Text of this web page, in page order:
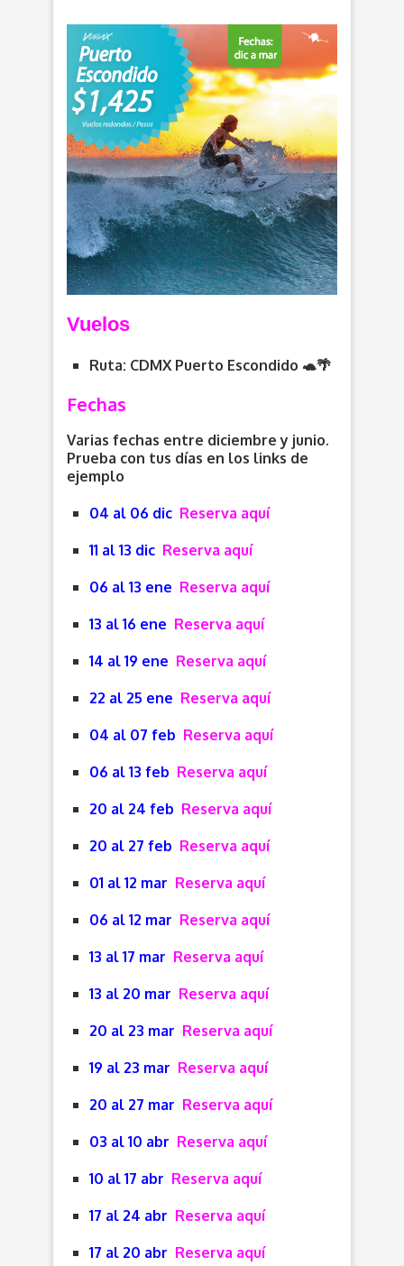
Vuelos
Ruta: CDMXPuerto Escondido 🐢🌴
Fechas
Varias fechas entre diciembre y junio.
Prueba con tus días en los links de
ejemplo
04 al 06 dic Reserva aquí
11 al 13 dic Reserva aquí
06 al 13 ene Reserva aquí
13 al 16 ene Reserva aquí
14 al 19 ene Reserva aquí
22 al 25 ene Reserva aquí
04 al 07 feb Reserva aquí
06 al 13 feb Reserva aquí
20 al 24 feb Reserva aquí
20 al 27 feb Reserva aquí
01 al 12 mar Reserva aquí
06 al 12 mar Reserva aquí
13 al 17 mar Reserva aquí
13 al 20 mar Reserva aquí
20 al 23 mar Reserva aquí
19 al 23 mar Reserva aquí
20 al 27 mar Reserva aquí
03 al 10 abr Reserva aquí
10 al 17 abr Reserva aquí
17 al 24 abr Reserva aquí
17 al 20 abr Reserva aquí